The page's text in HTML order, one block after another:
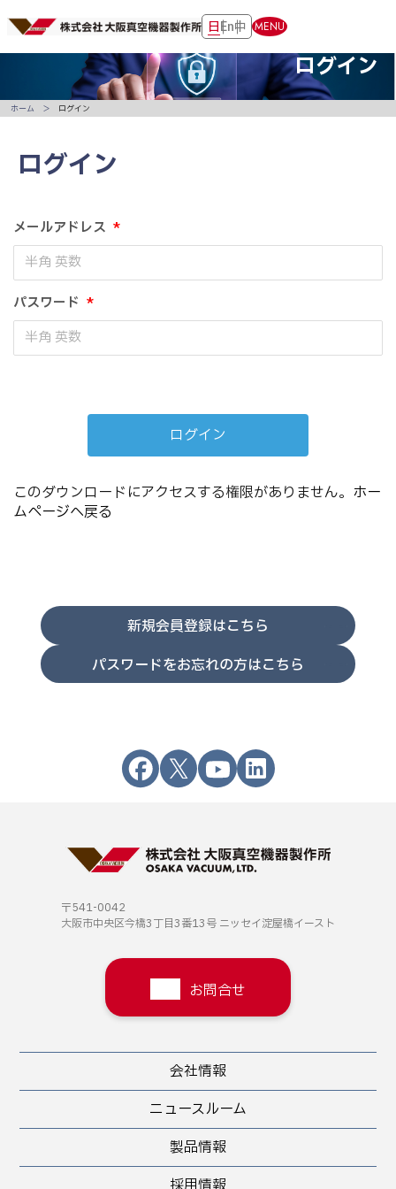
日En中 MENU
ログイン
ログイン
メールアドレス *
パスワード *
このダウンロードにアクセスする権限がありません。 ホー
ムページへ戻る
新規会員登録はこちら
パスワードをお忘れの方はこちら
ホーム ログイン
〒541-0042
大阪市中央区今橋3丁目3番13号 ニッセイ淀屋橋イースト
お問合せ
会社情報
ニュースルーム
製品情報